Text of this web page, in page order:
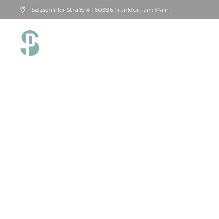
Salzschlirfer Straße 4 | 60386 Frankfurt am Main